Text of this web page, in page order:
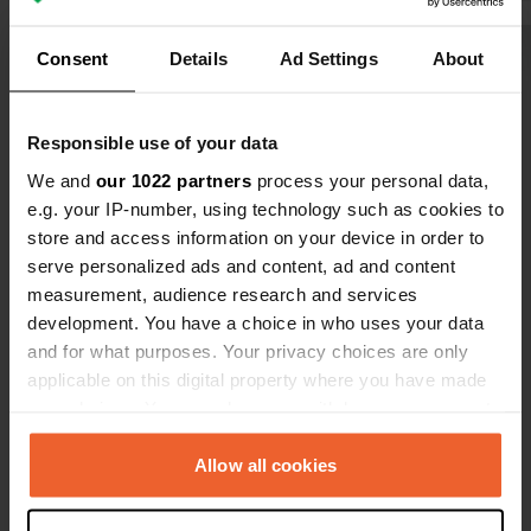
Consent Details Ad Settings About
Responsible use of your data
We and our 1022 partners process your personal data,
e.g. your IP-number, using technology such as cookies to
store and access information on your device in order to
serve personalized ads and content, ad and content
measurement, audience research and services
development. You have a choice in who uses your data
and for what purposes. Your privacy choices are only
applicable on this digital property where you have made
any time from the Cookie Declaration or by clicking on
the Privacy trigger icon.Allow all cookies
l'autre
Voir tous les 14 avis
Es-tu déjà venu ici ?
Contact
Emplacement
10910, Malpartida de Cáceres, Espagne